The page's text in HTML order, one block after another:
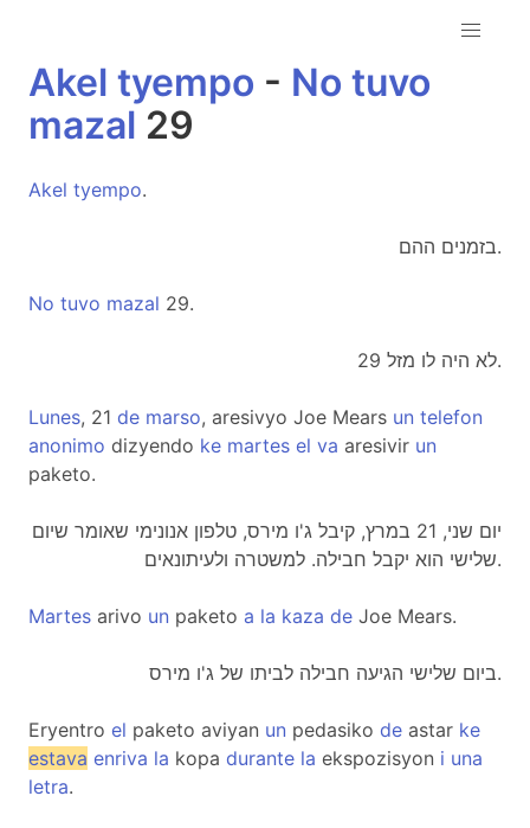
Akel tyempo - No tuvo
mazal 29
Akel tyempo.
בזמנים ההם.
No tuvo mazal 29.
לא היה לו מזל 29.
Lunes, 21 de marso, aresivyo Joe Mears un telefon
anonimo dizyendo ke martes el va aresivir un
paketo.
יום שני, 21 במרץ, קיבל ג'ו מירס, טלפון אנונימי שאומר שיום
שלישי הוא יקבל חבילה. למשטרה ולעיתונאים.
Martes arivo un paketo a la kaza de Joe Mears.
ביום שלישי הגיעה חבילה לביתו של ג'ו מירס.
Eryentro el paketo aviyan un pedasiko de astar ke
estava enriva la kopa durante la ekspozisyon i una
letra.